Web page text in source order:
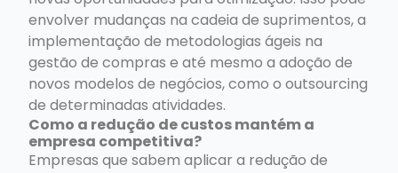
envolver mudanças na cadeia de suprimentos, a
implementação de metodologias ágeis na
gestão de compras e até mesmo a adoção de
novos modelos de negócios, como o outsourcing
de determinadas atividades.
Como a redução de custos mantém a
empresa competitiva?
Empresas que sabem aplicar a redução de